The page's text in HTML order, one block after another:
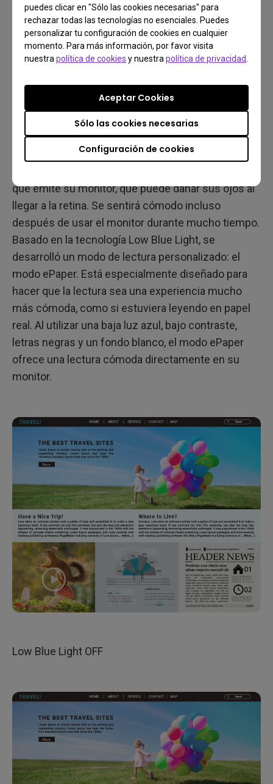
puedes clicar en "Sólo las cookies necesarias" para
rechazar todas las tecnologías no esenciales. Puedes
personalizar tu configuración de cookies en cualquier
momento. Para más información, por favor visita
nuestra política de cookies y nuestra política de privacidad
Configuración de cookies
Sólo las cookies necesarias
Aceptar Cookies
Brightness Intelligence (B.I.)
Por último, pero no menos importante, la
configuración de baja luz azul de BenQ es
imprescindible. Como la luz azul está en todas
partes, la tecnología Low Blue Light de BenQ
que emite su monitor, que puede dañar sus ojos al
llegar a la retina. Se sentirá cómodo incluso
después de usar el monitor durante mucho tiempo.
Basado en la tecnología Low Blue Light, se
desarrolló un modo de lectura personalizado: el
modo ePaper. Está especialmente diseñado para
hacer que la lectura sea una experiencia mucho
más cómoda, como si estuviera leyendo en papel
real. Al utilizar una baja luz azul, bajo contraste,
letras negras y un fondo blanco, el modo ePaper
ofrece una lectura cómoda directamente en su
monitor.
Low Blue Light OFF